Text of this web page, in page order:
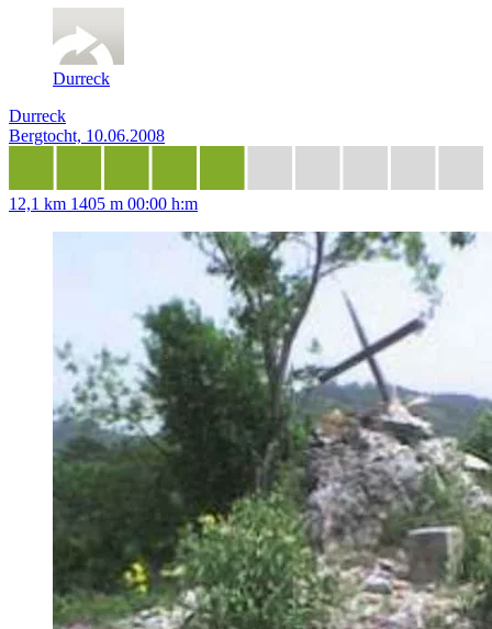
Durreck
Durreck
Bergtocht, 10.06.2008
12,1 km 1405 m 00:00 h:m